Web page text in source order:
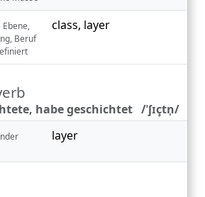
Beruf
class, layer
habe geschichtet /ˈʃɪçtn̩/
layer